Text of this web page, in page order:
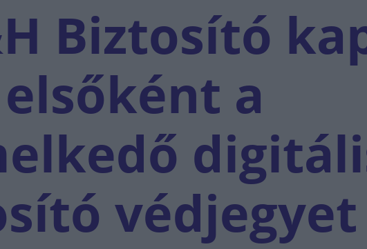
Biztosító
a
védjegyet